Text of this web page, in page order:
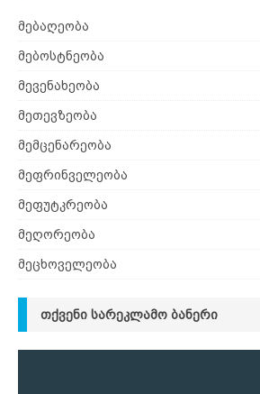
მებაღეობა
მებოსტნეობა
მევენახეობა
მეთევზეობა
მემცენარეობა
მეფრინველეობა
მეფუტკრეობა
მეღორეობა
მეცხოველეობა
ᲗᲥᲕᲔᲜᲘ ᲡᲐᲠᲔᲙᲚᲐᲛᲝ ᲑᲐᲜᲔᲠᲘ